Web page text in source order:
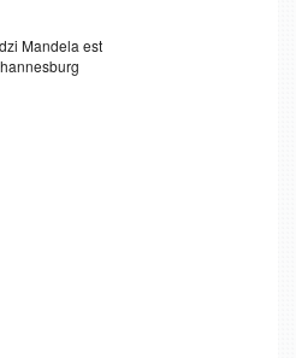
Mandela est